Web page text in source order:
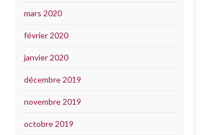
mars 2020
février 2020
janvier 2020
décembre 2019
novembre 2019
octobre 2019